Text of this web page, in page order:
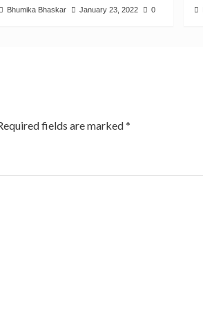
Bhumika Bhaskar January 23, 2022 0
fields are marked*